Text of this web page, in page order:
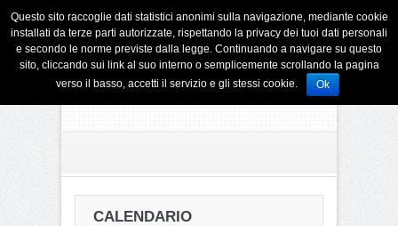
CALENDARIO
Questo sito raccoglie dati statistici anonimi sulla navigazione, mediante cookie
installati da terze parti autorizzate, rispettando la privacy dei tuoi dati personali
e secondo le norme previste dalla legge. Continuando a navigare su questo
sito, cliccando sui link al suo interno o semplicemente scrollando la pagina
verso il basso, accetti il servizio e gli stessi cookie.
Ok